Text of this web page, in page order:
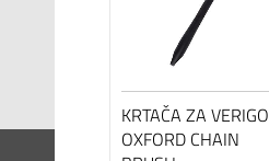
KRTAČA ZA VERIGO
OXFORD CHAIN